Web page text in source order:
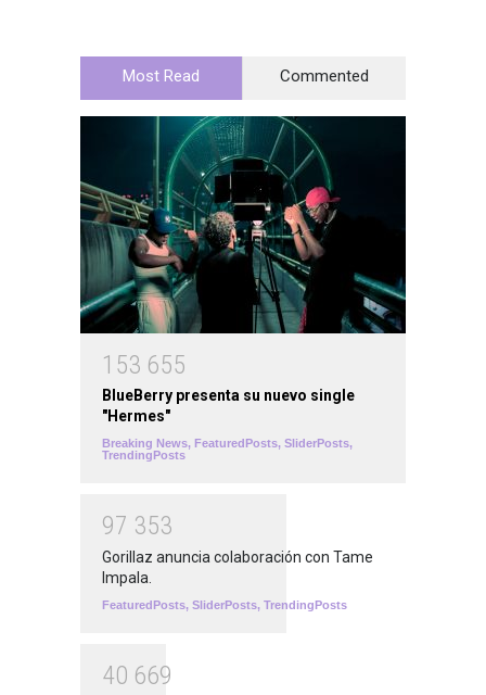
Most Read Commented
1 53 655
BlueBerry presenta su nuevo single
"Hermes"
Breaking News, FeaturedPosts, SliderPosts,
TrendingPosts
97 353
Gorillaz anuncia colaboración con Tame
Impala.
FeaturedPosts, SliderPosts, TrendingPosts
40 669